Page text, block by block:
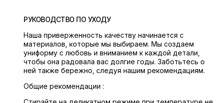
РУКОВОДСТВО ПО УХОДУ
Наша приверженность качеству начинается с
материалов, которые мы выбираем. Мы создаем
униформу с любовь и вниманием к каждой детали,
чтобы она радовала вас долгие годы. Заботьтесь о
ней также бережно, следуя нашим рекомендациям.
Общие рекомендации :